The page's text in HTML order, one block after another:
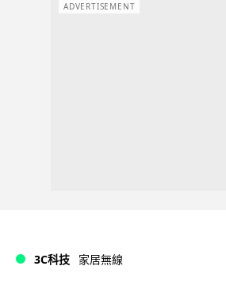
ADVERTISEMENT
3C科技 家居無線